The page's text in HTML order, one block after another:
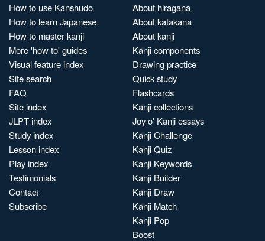
How to use Kanshudo
How to learn Japanese
How to master kanji
More 'how to' guides
Visual feature index
Site search
FAQ
Site index
JLPT index
Study index
Lesson index
Play index
Testimonials
Contact
Subscribe
About hiragana
About katakana
About kanji
Kanji components
Drawing practice
Quick study
Flashcards
Kanji collections
Joy o' Kanji essays
Kanji Challenge
Kanji Quiz
Kanji Keywords
Kanji Builder
Kanji Draw
Kanji Match
Kanji Pop
Boost